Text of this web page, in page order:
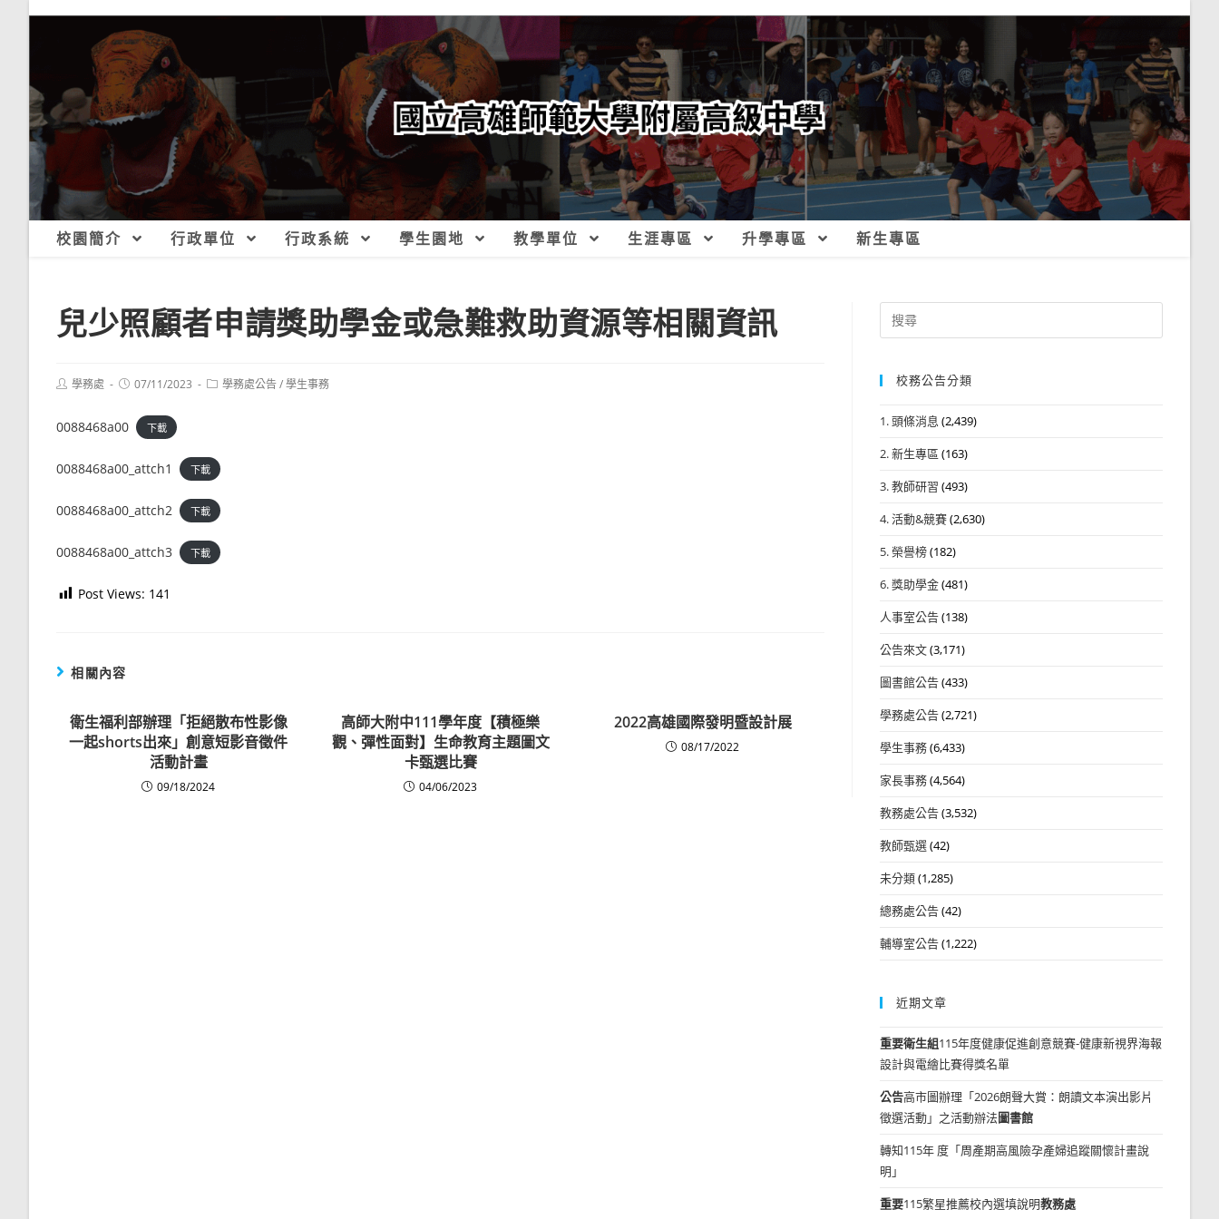
校園簡介 行政單位 行政系統 學生園地 教學單位 生涯專區 升學專區 新生專區
兒少照顧者申請獎助學金或急難救助資源等相關資訊
Post學務處
Post07/11/2023
Post學務處公告/學生事務
0088468a00 下載
0088468a00_attch1 下載
0088468a00_attch2 下載
0088468a00_attch3 下載
Post Views: 141
相關內容
衛生福利部辦理「拒絕散布性影像
一起shorts出來」創意短影音徵件
活動計畫
09/18/2024
高師大附中111學年度【積極樂
觀、彈性面對】生命教育主題圖文
卡甄選比賽
04/06/2023
2022高雄國際發明暨設計展
08/17/2022
Search
for:
校務公告分類
1. 頭條消息 (2,439)
2. 新生專區 (163)
3. 教師研習 (493)
4. 活動&競賽(2,630)
5. 榮譽榜(182)
6. 獎助學金(481)
人事室公告(138)
公告來文(3,171)
圖書館公告(433)
學務處公告(2,721)
學生事務(6,433)
家長事務(4,564)
教務處公告(3,532)
教師甄選(42)
未分類(1,285)
總務處公告(42)
輔導室公告(1,222)
近期文章
重要衛生組115年度健康促進創意競賽-健康新視界海報
設計與電繪比賽得獎名單
公告高市圖辦理「2026朗聲大賞：朗讀文本演出影片
徵選活動」之活動辦法圖書館
轉知115年 度「周產期高風險孕產婦追蹤關懷計畫說
明」
重要115繁星推薦校內選填說明教務處